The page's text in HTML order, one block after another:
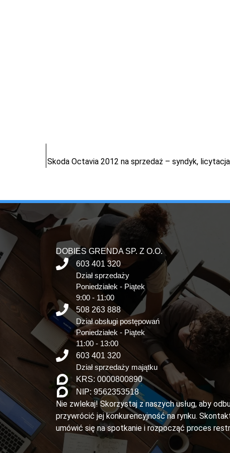
Skoda Octavia 2012 na sprzedaż – syndyk,
DOBIES GRENDA SP. Z O.O.
603 401 320
Dział sprzedaży
Poniedziałek - Piątek
9:00 - 11:00
508 263 888
Dział obsługi postępowań
Poniedziałek - Piątek
11:00 - 13:00
603 401 320
Dział sprzedaży majątku
KRS: 0000800890
NIP: 9562353518
Nie zwlekaj! Skorzystaj z naszych usług, aby
przywrócić jej konkurencyjność na rynku.
umówić się na spotkanie i rozpocząć proces